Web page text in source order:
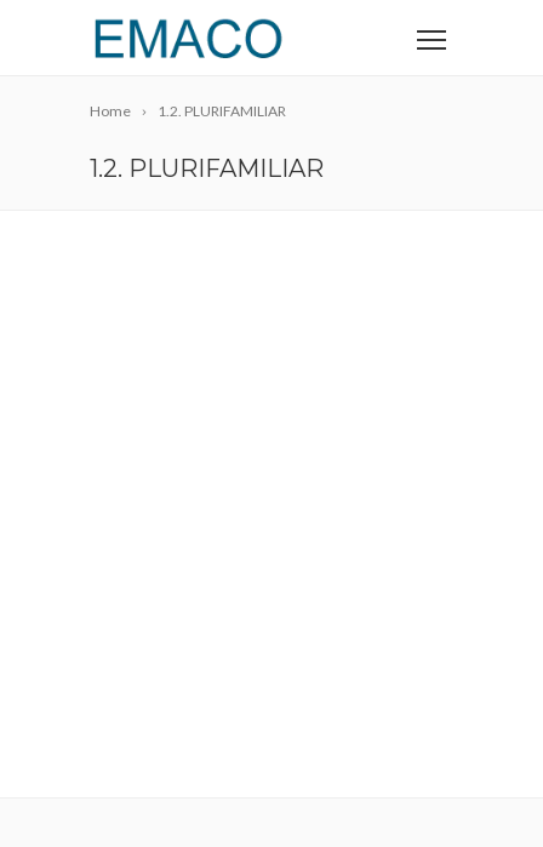
Home 1.2. PLURIFAMILIAR
1.2. PLURIFAMILIAR